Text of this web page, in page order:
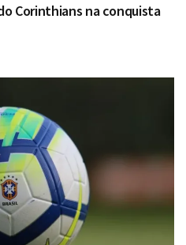
Corinthians na conquista